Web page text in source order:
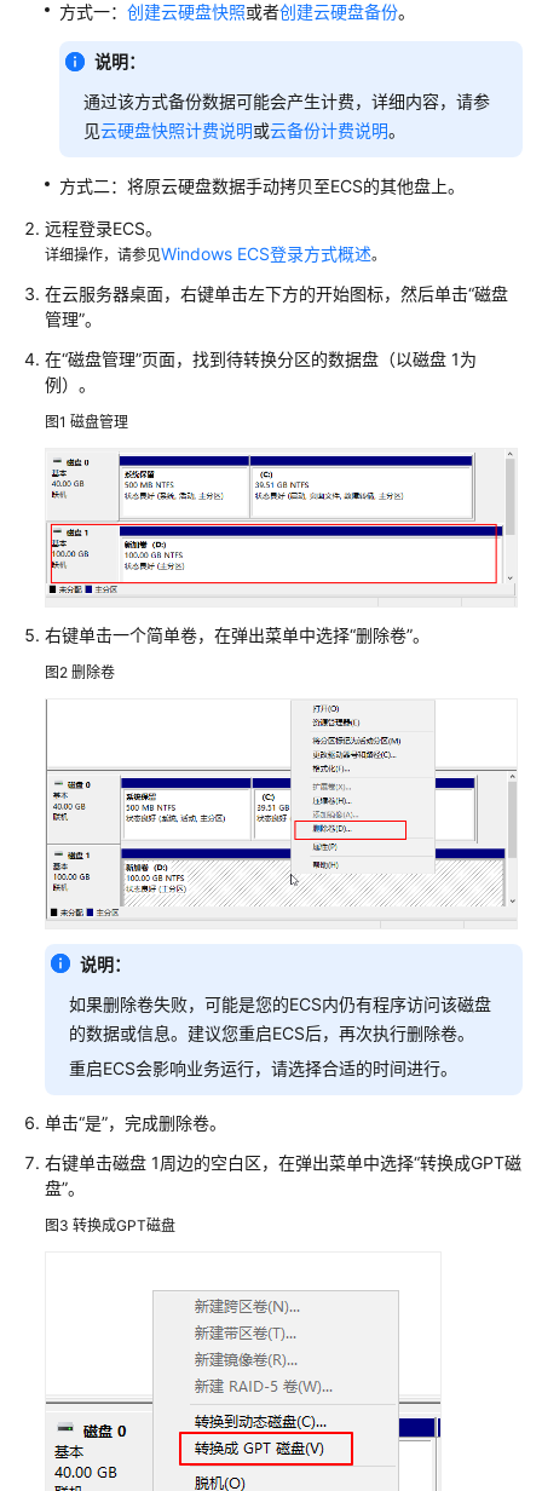
技
API
考
SDK
参
场
景
码
示
例
常
问
题
常
见
题
产
咨
ECS
创
建
ECS
与
登
录
计
方式一： 创建云硬盘快照或者创建云硬盘备份。
说明：
通过该方式备份数据可能会产生计费，详细内容，请参
见云硬盘快照计费说明或云备份计费说明。
方式二：将原云硬盘数据手动拷贝至ECS的其他盘上。
远程登录ECS。
详细操作，请参见Windows ECS登录方式概述。
在云服务器桌面，右键单击左下方的开始图标，然后单击“磁盘
管理”。
在“磁盘管理”页面，找到待转换分区的数据盘（以磁盘 1为
例）。
图1 磁盘管理
右键单击一个简单卷，在弹出菜单中选择“删除卷”。
图2 删除卷
说明：
如果删除卷失败，可能是您的ECS内仍有程序访问该磁盘
的数据或信息。建议您重启ECS后，再次执行删除卷。
重启ECS会影响业务运行，请选择合适的时间进行。
单击“是”，完成删除卷。
右键单击磁盘 1周边的空白区，在弹出菜单中选择“转换成GPT磁
盘”。
图3 转换成GPT磁盘